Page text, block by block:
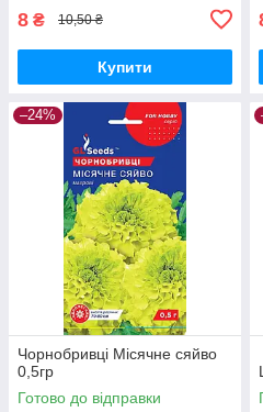
8 ₴ 10,50 ₴
Купити
–24%
Чорнобривці Місячне сяйво
0,5гр
Готово до відправки